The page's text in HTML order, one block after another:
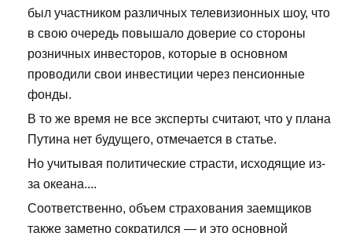
был участником различных телевизионных шоу, что
в свою очередь повышало доверие со стороны
розничных инвесторов, которые в основном
проводили свои инвестиции через пенсионные
фонды.
В то же время не все эксперты считают, что у плана
Путина нет будущего, отмечается в статье.
Но учитывая политические страсти, исходящие из-
за океана....
Соответственно, объем страхования заемщиков
также заметно сократился — и это основной